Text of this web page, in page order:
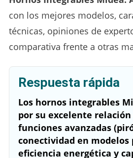
con los mejores modelos,
técnicas, opiniones de
comparativa frente a otras
Respuesta rápida
Los hornos integrables
por su excelente relación
funciones avanzadas
conectividad en modelos
eficiencia energética y